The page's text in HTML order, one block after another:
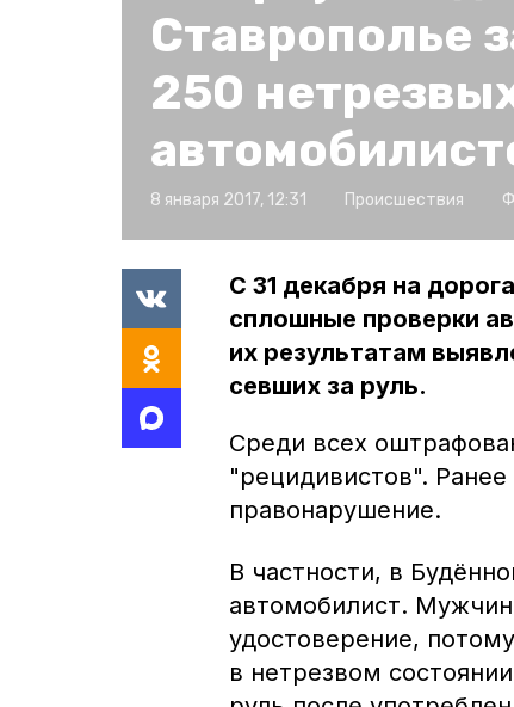
Ставрополье
250
8 января 2017, 12:31 Происшествия
С 31 декабря на
сплошные проверки
их результатам
севших за руль.
Среди всех
"рецидивистов". Ранее
правонарушение.
В частности, в
автомобилист.
удостоверение,
в нетрезвом